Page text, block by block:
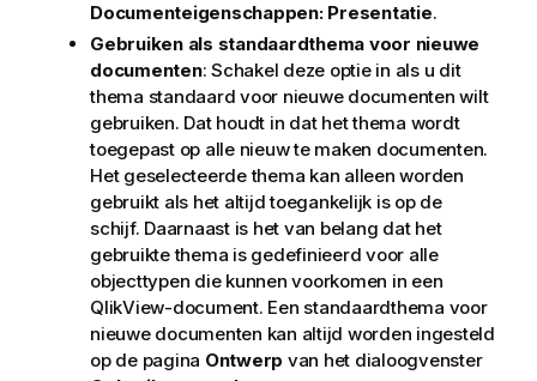
Documenteigenschappen: Presentatie.
Gebruiken als standaardthema voor nieuwe
documenten: Schakel deze optie in als u dit
thema standaard voor nieuwe documenten wilt
gebruiken. Dat houdt in dat het thema wordt
toegepast op alle nieuw te maken documenten.
Het geselecteerde thema kan alleen worden
gebruikt als het altijd toegankelijk is op de
schijf. Daarnaast is het van belang dat het
gebruikte thema is gedefinieerd voor alle
objecttypen die kunnen voorkomen in een
QlikView-document. Een standaardthema voor
nieuwe documenten kan altijd worden ingesteld
op de pagina Ontwerp van het dialoogvenster